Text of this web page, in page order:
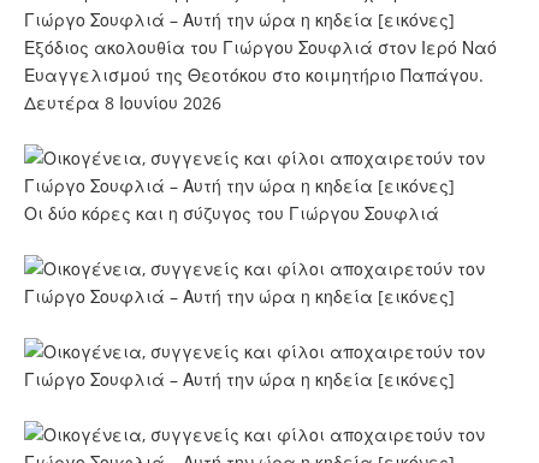
Εξόδιος ακολουθία του Γιώργου Σουφλιά στον Ιερό Ναό
Ευαγγελισμού της Θεοτόκου στο κοιμητήριο Παπάγου.
Δευτέρα 8 Ιουνίου 2026
Οι δύο κόρες και η σύζυγος του Γιώργου Σουφλιά